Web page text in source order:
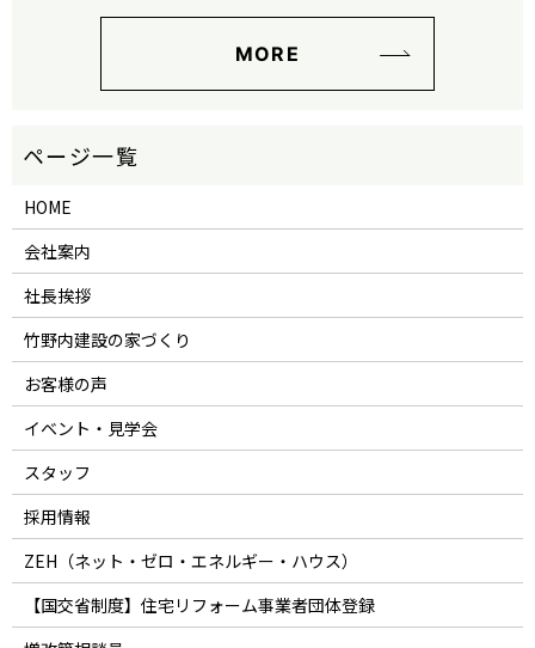
MORE
HOME
会社案内
社長挨拶
竹野内建設の家づくり
お客様の声
イベント・見学会
スタッフ
採用情報
ZEH（ネット・ゼロ・エネルギー・ハウス）
【国交省制度】住宅リフォーム事業者団体登録